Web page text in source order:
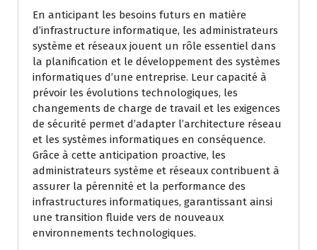
En anticipant les besoins futurs en matière
d’infrastructure informatique, les administrateurs
système et réseaux jouent un rôle essentiel dans
la planification et le développement des systèmes
informatiques d’une entreprise. Leur capacité à
prévoir les évolutions technologiques, les
changements de charge de travail et les exigences
de sécurité permet d’adapter l’architecture réseau
et les systèmes informatiques en conséquence.
Grâce à cette anticipation proactive, les
administrateurs système et réseaux contribuent à
assurer la pérennité et la performance des
infrastructures informatiques, garantissant ainsi
une transition fluide vers de nouveaux
environnements technologiques.